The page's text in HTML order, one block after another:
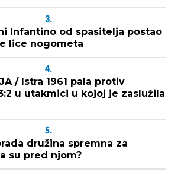
3.
Infantino od spasitelja postao
lice nogometa
4.
/ Istra 1961 pala protiv
u utakmici u kojoj je zaslužila
5.
družina spremna za
su pred njom?